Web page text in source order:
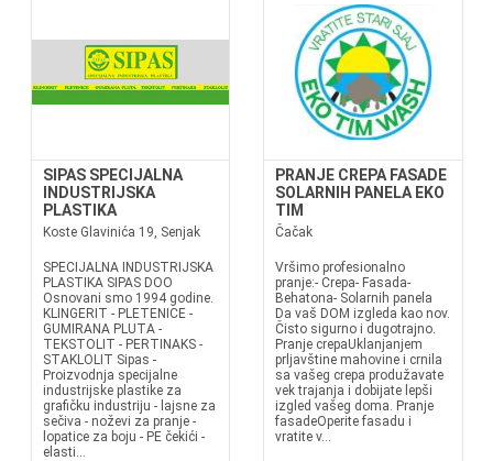
SIPAS SPECIJALNA
INDUSTRIJSKA
PLASTIKA
Koste Glavinića 19, Senjak
SPECIJALNA INDUSTRIJSKA
PLASTIKA SIPAS DOO
Osnovani smo 1994 godine.
KLINGERIT - PLETENICE -
GUMIRANA PLUTA -
TEKSTOLIT - PERTINAKS -
STAKLOLIT Sipas -
Proizvodnja specijalne
industrijske plastike za
grafičku industriju - lajsne za
sečiva - noževi za pranje -
lopatice za boju - PE čekići -
elasti...
PRANJE CREPA FASADE
SOLARNIH PANELA EKO
TIM
Čačak
Vršimo profesionalno
pranje:- Crepa- Fasada-
Behatona- Solarnih panela
Da vaš DOM izgleda kao nov.
Čisto sigurno i dugotrajno.
Pranje crepaUklanjanjem
prljavštine mahovine i crnila
sa vašeg crepa produžavate
vek trajanja i dobijate lepši
izgled vašeg doma. Pranje
fasadeOperite fasadu i
vratite v...